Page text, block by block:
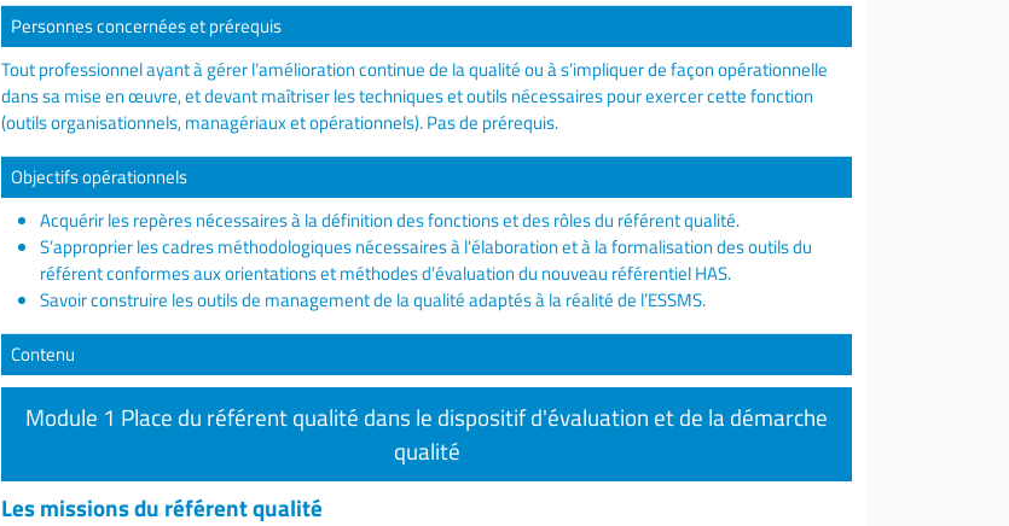
Personnes concernées et prérequis
Tout professionnel ayant à gérer l’amélioration continue de la qualité ou à s’impliquer de façon opérationnelle
dans sa mise en œuvre, et devant maîtriser les techniques et outils nécessaires pour exercer cette fonction
(outils organisationnels, managériaux et opérationnels). Pas de prérequis.
Objectifs opérationnels
Acquérir les repères nécessaires à la définition des fonctions et des rôles du référent qualité.
S’approprier les cadres méthodologiques nécessaires à l'élaboration et à la formalisation des outils du
référent conformes aux orientations et méthodes d’évaluation du nouveau référentiel HAS.
Savoir construire les outils de management de la qualité adaptés à la réalité de l’ESSMS.
Contenu
Module 1 Place du référent qualité dans le dispositif d'évaluation et de la démarche
qualité
Les missions du référent qualité